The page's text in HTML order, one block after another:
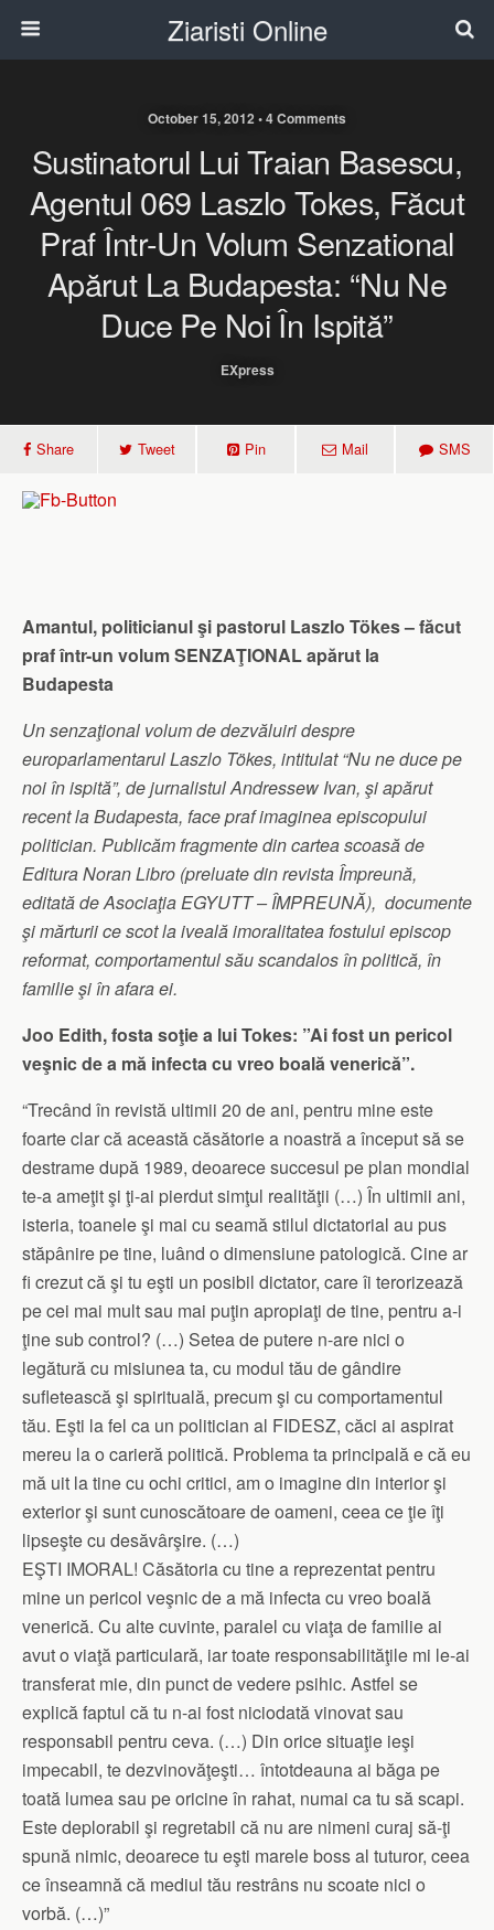
Ziaristi Online
October 15, 2012 • 4 Comments
Sustinatorul Lui Traian Basescu,
Agentul 069 Laszlo Tokes, Făcut
Praf Într-Un Volum Senzational
Apărut La Budapesta: “Nu Ne
Duce Pe Noi În Ispită”
EXpress
Share Tweet Pin Mail SMS
Amantul, politicianul şi pastorul Laszlo Tökes – făcut
praf într-un volum SENZAŢIONAL apărut la
Budapesta
Un senzaţional volum de dezvăluiri despre
europarlamentarul Laszlo Tökes, intitulat “Nu ne duce pe
noi în ispită”, de jurnalistul Andressew Ivan, şi apărut
recent la Budapesta, face praf imaginea episcopului
politician. Publicăm fragmente din cartea scoasă de
Editura Noran Libro (preluate din revista Împreună,
editată de Asociaţia EGYUTT – ÎMPREUNĂ), documente
şi mărturii ce scot la iveală imoralitatea fostului episcop
reformat, comportamentul său scandalos în politică, în
familie şi în afara ei.
Joo Edith, fosta soţie a lui Tokes: ”Ai fost un pericol
veşnic de a mă infecta cu vreo boală venerică”.
“Trecând în revistă ultimii 20 de ani, pentru mine este
foarte clar că această căsătorie a noastră a început să se
destrame după 1989, deoarece succesul pe plan mondial
te-a ameţit şi ţi-ai pierdut simţul realităţii (…) În ultimii ani,
isteria, toanele şi mai cu seamă stilul dictatorial au pus
stăpânire pe tine, luând o dimensiune patologică. Cine ar
fi crezut că şi tu eşti un posibil dictator, care îi terorizează
pe cei mai mult sau mai puţin apropiaţi de tine, pentru a-i
ţine sub control? (…) Setea de putere n-are nici o
legătură cu misiunea ta, cu modul tău de gândire
sufletească şi spirituală, precum şi cu comportamentul
tău. Eşti la fel ca un politician al FIDESZ, căci ai aspirat
mereu la o carieră politică. Problema ta principală e că eu
mă uit la tine cu ochi critici, am o imagine din interior şi
exterior şi sunt cunoscătoare de oameni, ceea ce ţie îţi
lipseşte cu desăvârşire. (…)
EŞTI IMORAL! Căsătoria cu tine a reprezentat pentru
mine un pericol veşnic de a mă infecta cu vreo boală
venerică. Cu alte cuvinte, paralel cu viaţa de familie ai
avut o viaţă particulară, iar toate responsabilităţile mi le-ai
transferat mie, din punct de vedere psihic. Astfel se
explică faptul că tu n-ai fost niciodată vinovat sau
responsabil pentru ceva. (…) Din orice situaţie ieşi
impecabil, te dezvinovăţeşti… întotdeauna ai băga pe
toată lumea sau pe oricine în rahat, numai ca tu să scapi.
Este deplorabil şi regretabil că nu are nimeni curaj să-ţi
spună nimic, deoarece tu eşti marele boss al tuturor, ceea
ce înseamnă că mediul tău restrâns nu scoate nici o
vorbă. (…)”